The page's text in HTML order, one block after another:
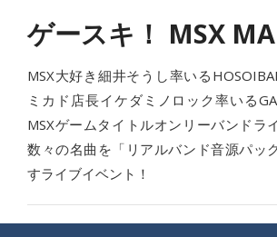
ゲースキ！ MSX
MSX大好き細井そうし率いる
ミカド店長イケダミノロック率いる
MSXゲームタイトルオンリーバンドラ
数々の名曲を「リアルバンド音源パッ
すライブイベント！